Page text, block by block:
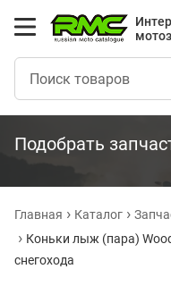
Подобрать
Главная Каталог
Коньки лыж (пара)
снегохода